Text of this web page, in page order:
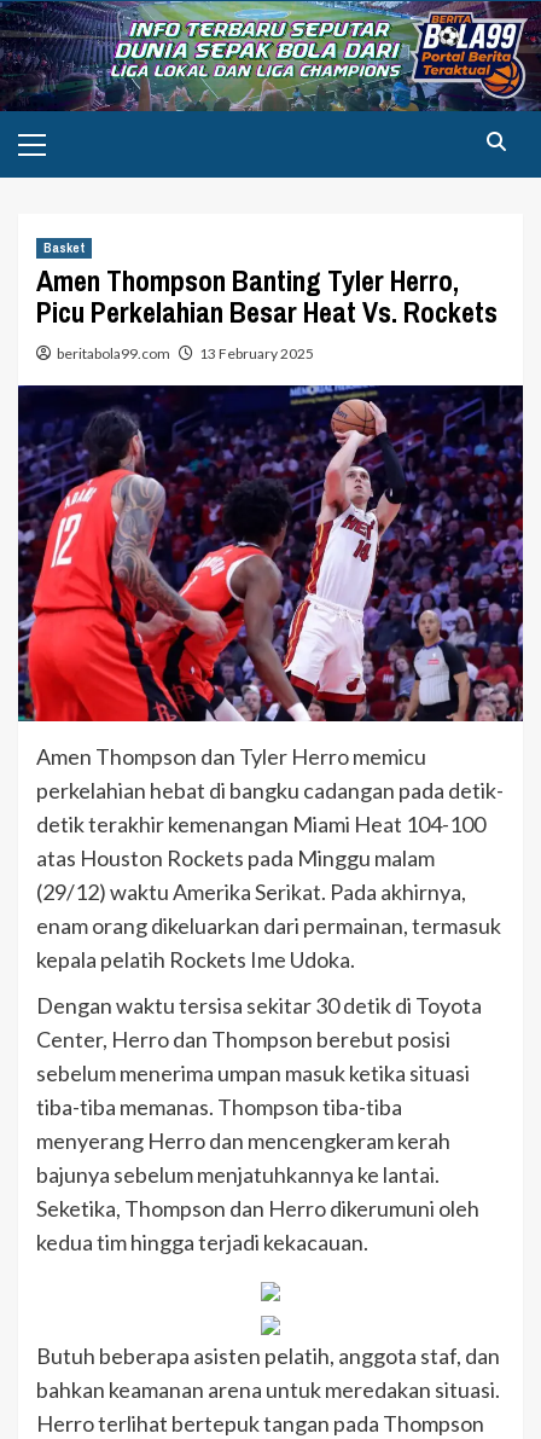
Skip
to
content
Menu
Basket
Amen Thompson Banting Tyler Herro,
Picu Perkelahian Besar Heat Vs. Rockets
beritabola99.com 13 February 2025
Amen Thompson dan Tyler Herro memicu
perkelahian hebat di bangku cadangan pada detik-
detik terakhir kemenangan Miami Heat 104-100
atas Houston Rockets pada Minggu malam
(29/12) waktu Amerika Serikat. Pada akhirnya,
enam orang dikeluarkan dari permainan, termasuk
kepala pelatih Rockets Ime Udoka.
Dengan waktu tersisa sekitar 30 detik di Toyota
Center, Herro dan Thompson berebut posisi
sebelum menerima umpan masuk ketika situasi
tiba-tiba memanas. Thompson tiba-tiba
menyerang Herro dan mencengkeram kerah
bajunya sebelum menjatuhkannya ke lantai.
Seketika, Thompson dan Herro dikerumuni oleh
kedua tim hingga terjadi kekacauan.
Butuh beberapa asisten pelatih, anggota staf, dan
bahkan keamanan arena untuk meredakan situasi.
Herro terlihat bertepuk tangan pada Thompson